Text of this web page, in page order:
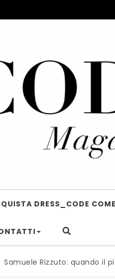
DRESS_CODE
quando il pianoforte